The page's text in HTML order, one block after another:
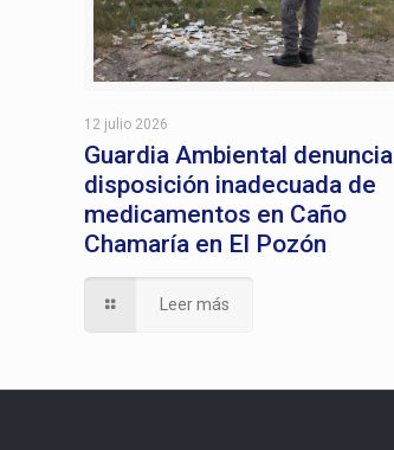
12 julio 2026
Guardia Ambiental denuncia
disposición inadecuada de
medicamentos en Caño
Chamaría en El Pozón
Leer más